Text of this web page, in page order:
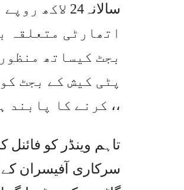
سالانہ24
اتھارٹی متعلقہ
بجٹ کیساتھ
پٹی کیش کے بجٹ
کرنے کا پابند ہوگا ،،
تاہم وینڈر کو فائنل
سرکاری آفیسران کے